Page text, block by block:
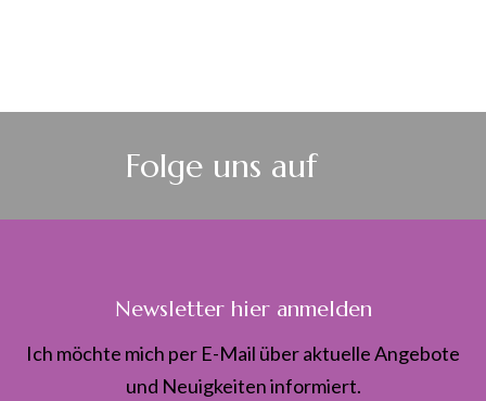
Folge uns auf
Newsletter hier anmelden
Ich möchte mich per E-Mail über aktuelle Angebote
und Neuigkeiten informiert.